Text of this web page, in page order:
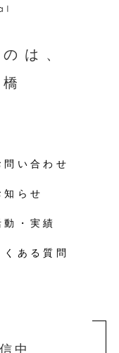
は、
問い合わせ
知らせ
動・実績
くある質問
中